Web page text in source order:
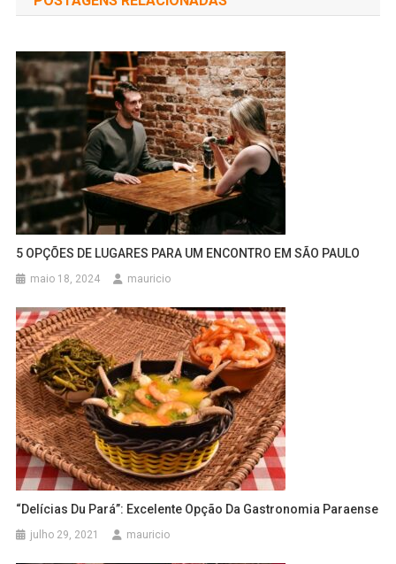
Post
5 OPÇÕES DE LUGARES PARA UM ENCONTRO EM SÃO PAULO
maio 18, 2024 mauricio
“Delícias Du Pará”: Excelente Opção Da Gastronomia Paraense
julho 29, 2021 mauricio